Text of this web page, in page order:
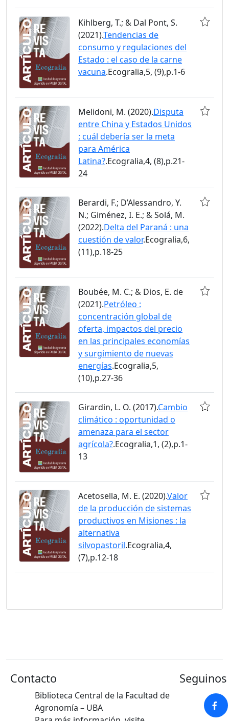
Kihlberg, T.; & Dal Pont, S.
(2021).Tendencias de
consumo y regulaciones del
Estado : el caso de la carne
vacuna.Ecogralia,5, (9),p.1-6
Melidoni, M. (2020).Disputa
entre China y Estados Unidos
: cuál debería ser la meta
para América
Latina?.Ecogralia,4, (8),p.21-
24
Berardi, F.; D’Alessandro, Y.
N.; Giménez, I. E.; & Solá, M.
(2022).Delta del Paraná : una
cuestión de valor.Ecogralia,6,
(11),p.18-25
Boubée, M. C.; & Dios, E. de
(2021).Petróleo :
concentración global de
oferta, impactos del precio
en las principales economías
y surgimiento de nuevas
energías.Ecogralia,5,
(10),p.27-36
Girardin, L. O. (2017).Cambio
climático : oportunidad o
amenaza para el sector
agrícola?.Ecogralia,1, (2),p.1-
13
Acetosella, M. E. (2020).Valor
de la producción de sistemas
productivos en Misiones : la
alternativa
silvopastoril.Ecogralia,4,
(7),p.12-18
Contacto
Biblioteca Central de la Facultad de
Agronomía – UBA